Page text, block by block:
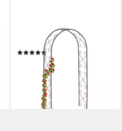
RELAXDAYS
Rosenbogen aus Metall
(6)
UVP
lieferbar - in 3-4 Werktagen bei dir